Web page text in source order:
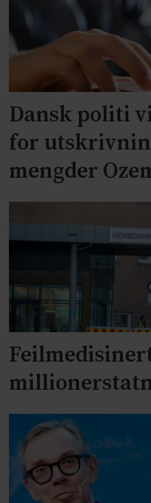
Dansk politi
for
mengder